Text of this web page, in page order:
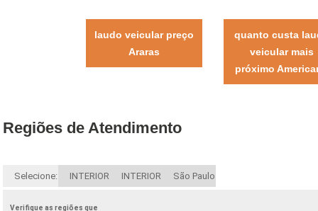
laudo veicular preço
Araras
quanto custa
veicular mais
próximo
Regiões de Atendimento
Selecione: INTERIOR INTERIOR São Paulo
Verifique as regiões que